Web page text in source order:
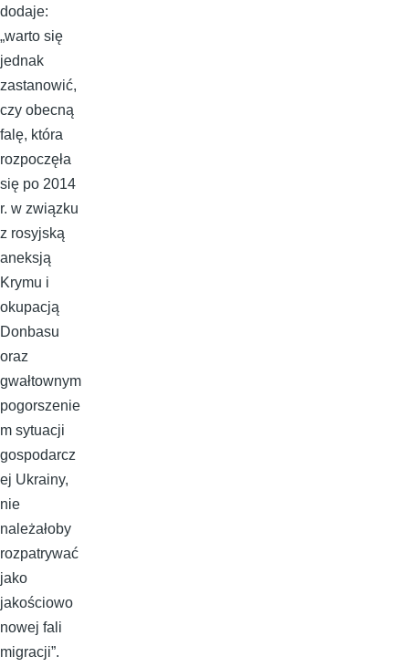
dodaje:
„warto się
jednak
zastanowić,
czy obecną
falę, która
rozpoczęła
się po 2014
r. w związku
z rosyjską
aneksją
Krymu i
okupacją
Donbasu
oraz
gwałtownym
pogorszenie
m sytuacji
gospodarcz
ej Ukrainy,
nie
należałoby
rozpatrywać
jako
jakościowo
nowej fali
migracji”.